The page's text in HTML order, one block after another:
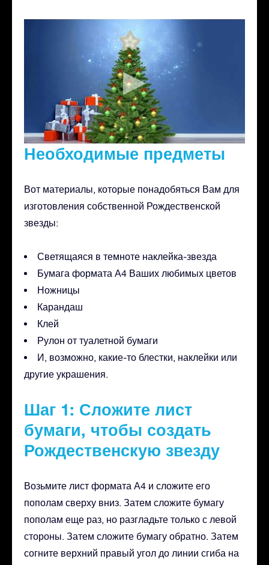
Необходимые предметы
Вот материалы, которые понадобяться Вам для
изготовления собственной Рождественской
звезды:
Светящаяся в темноте наклейка-звезда
Бумага формата А4 Ваших любимых цветов
Ножницы
Карандаш
Клей
Рулон от туалетной бумаги
И, возможно, какие-то блестки, наклейки или
другие украшения.
Шаг 1: Сложите лист
бумаги, чтобы создать
Рождественскую звезду
Возьмите лист формата А4 и сложите его
пополам сверху вниз. Затем сложите бумагу
пополам еще раз, но разгладьте только с левой
стороны. Затем сложите бумагу обратно. Затем
согните верхний правый угол до линии сгиба на